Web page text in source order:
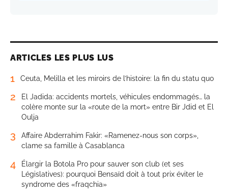
ARTICLES LES PLUS LUS
1 Ceuta, Melilla et les miroirs de l’histoire: la fin du statu quo
2
El Jadida: accidents mortels, véhicules endommagés… la
colère monte sur la «route de la mort» entre Bir Jdid et El
Oulja
3
Affaire Abderrahim Fakir: «Ramenez-nous son corps»,
clame sa famille à Casablanca
4
Élargir la Botola Pro pour sauver son club (et ses
Législatives): pourquoi Bensaïd doit à tout prix éviter le
syndrome des «fraqchia»